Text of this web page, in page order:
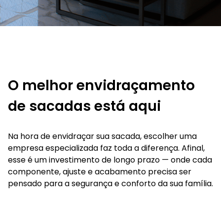
O melhor envidraçamento
de sacadas está aqui
Na hora de envidraçar sua sacada, escolher uma
empresa especializada faz toda a diferença. Afinal,
esse é um investimento de longo prazo — onde cada
componente, ajuste e acabamento precisa ser
pensado para a segurança e conforto da sua família.